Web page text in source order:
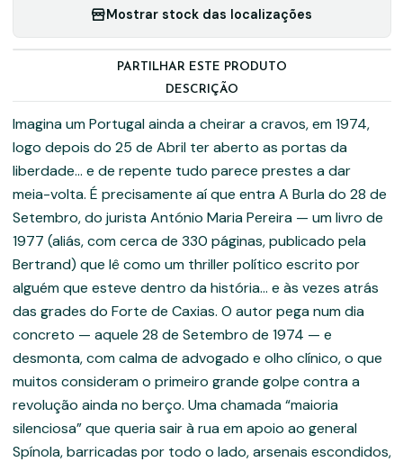
Mostrar stock das localizações
PARTILHAR ESTE PRODUTO
DESCRIÇÃO
Imagina um Portugal ainda a cheirar a cravos, em 1974,
logo depois do 25 de Abril ter aberto as portas da
liberdade… e de repente tudo parece prestes a dar
meia-volta. É precisamente aí que entra A Burla do 28 de
Setembro, do jurista António Maria Pereira — um livro de
1977 (aliás, com cerca de 330 páginas, publicado pela
Bertrand) que lê como um thriller político escrito por
alguém que esteve dentro da história… e às vezes atrás
das grades do Forte de Caxias. O autor pega num dia
concreto — aquele 28 de Setembro de 1974 — e
desmonta, com calma de advogado e olho clínico, o que
muitos consideram o primeiro grande golpe contra a
revolução ainda no berço. Uma chamada “maioria
silenciosa” que queria sair à rua em apoio ao general
Spínola, barricadas por todo o lado, arsenais escondidos,